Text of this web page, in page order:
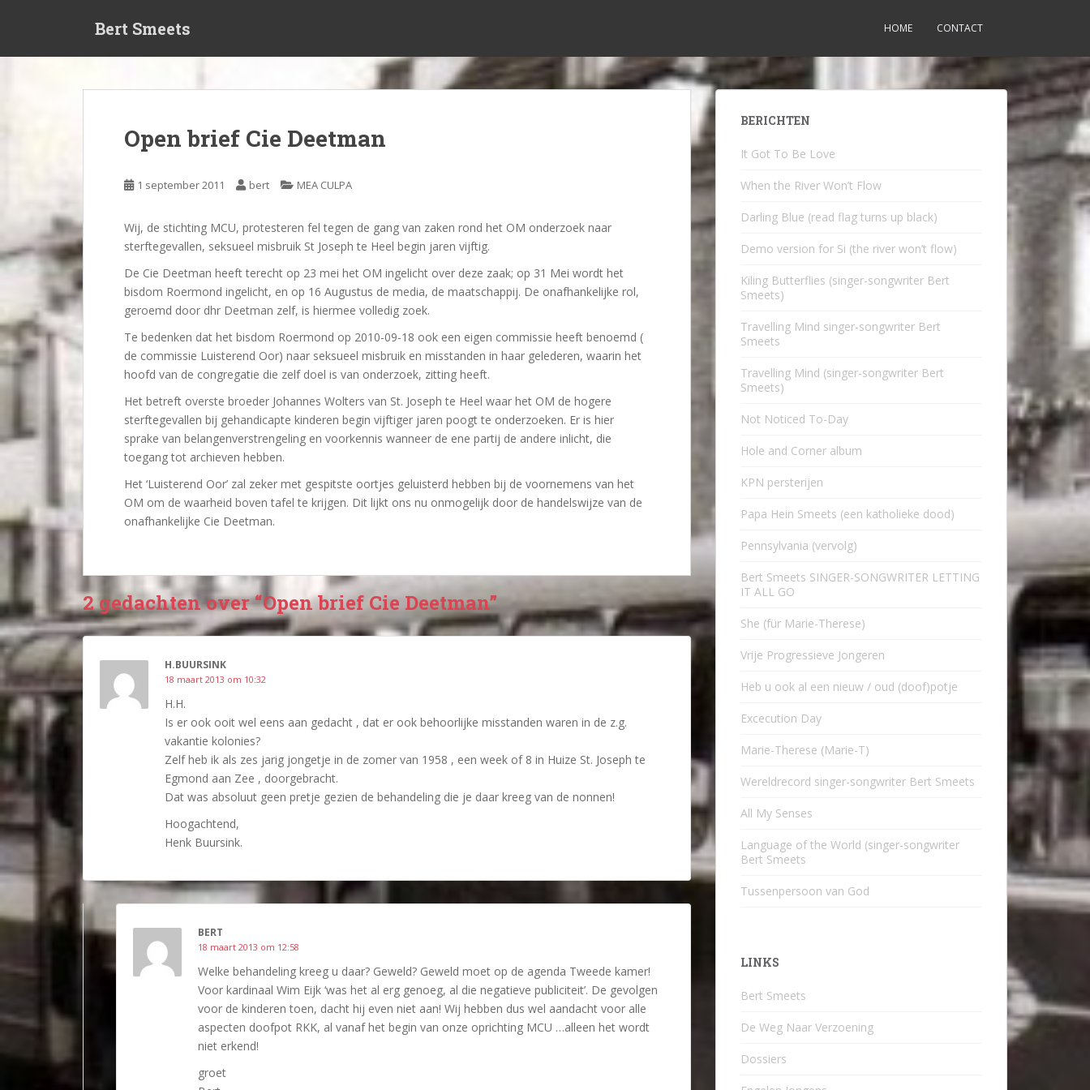
t
e
Bert Smeets HOME CONTACT
Open brief Cie Deetman
1 september 2011 bert MEA CULPA
Wij, de stichting MCU, protesteren fel tegen de gang van zaken rond het OM onderzoek naar
sterftegevallen, seksueel misbruik St Joseph te Heel begin jaren vijftig.
De Cie Deetman heeft terecht op 23 mei het OM ingelicht over deze zaak; op 31 Mei wordt het
bisdom Roermond ingelicht, en op 16 Augustus de media, de maatschappij. De onafhankelijke rol,
geroemd door dhr Deetman zelf, is hiermee volledig zoek.
Te bedenken dat het bisdom Roermond op 2010-09-18 ook een eigen commissie heeft benoemd (
de commissie Luisterend Oor) naar seksueel misbruik en misstanden in haar gelederen, waarin het
hoofd van de congregatie die zelf doel is van onderzoek, zitting heeft.
Het betreft overste broeder Johannes Wolters van St. Joseph te Heel waar het OM de hogere
sterftegevallen bij gehandicapte kinderen begin vijftiger jaren poogt te onderzoeken. Er is hier
sprake van belangenverstrengeling en voorkennis wanneer de ene partij de andere inlicht, die
toegang tot archieven hebben.
Het ‘Luisterend Oor’ zal zeker met gespitste oortjes geluisterd hebben bij de voornemens van het
OM om de waarheid boven tafel te krijgen. Dit lijkt ons nu onmogelijk door de handelswijze van de
onafhankelijke Cie Deetman.
2 gedachten over “Open brief Cie Deetman”
H.BUURSINK
18 maart 2013 om 10:32
H.H.
Is er ook ooit wel eens aan gedacht , dat er ook behoorlijke misstanden waren in de z.g.
vakantie kolonies?
Zelf heb ik als zes jarig jongetje in de zomer van 1958 , een week of 8 in Huize St. Joseph te
Egmond aan Zee , doorgebracht.
Dat was absoluut geen pretje gezien de behandeling die je daar kreeg van de nonnen!
Hoogachtend,
Henk Buursink.
BERT
18 maart 2013 om 12:58
Welke behandeling kreeg u daar? Geweld? Geweld moet op de agenda Tweede kamer!
Voor kardinaal Wim Eijk ‘was het al erg genoeg, al die negatieve publiciteit’. De gevolgen
voor de kinderen toen, dacht hij even niet aan! Wij hebben dus wel aandacht voor alle
aspecten doofpot RKK, al vanaf het begin van onze oprichting MCU …alleen het wordt
niet erkend!
groet
BERICHTEN
It Got To Be Love
When the River Won’t Flow
Darling Blue (read flag turns up black)
Demo version for Si (the river won’t flow)
Kiling Butterflies (singer-songwriter Bert
Smeets)
Travelling Mind singer-songwriter Bert
Smeets
Travelling Mind (singer-songwriter Bert
Smeets)
Not Noticed To-Day
Hole and Corner album
KPN persterijen
Papa Hein Smeets (een katholieke dood)
Pennsylvania (vervolg)
Bert Smeets SINGER-SONGWRITER LETTING
IT ALL GO
She (für Marie-Therese)
Vrije Progressieve Jongeren
Heb u ook al een nieuw / oud (doof)potje
Excecution Day
Marie-Therese (Marie-T)
Wereldrecord singer-songwriter Bert Smeets
All My Senses
Language of the World (singer-songwriter
Bert Smeets
Tussenpersoon van God
LINKS
Bert Smeets
De Weg Naar Verzoening
Dossiers